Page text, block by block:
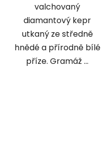
valchovaný
diamantový kepr
utkaný ze středně
hnědé a přírodně bílé
příze. Gramáž ...